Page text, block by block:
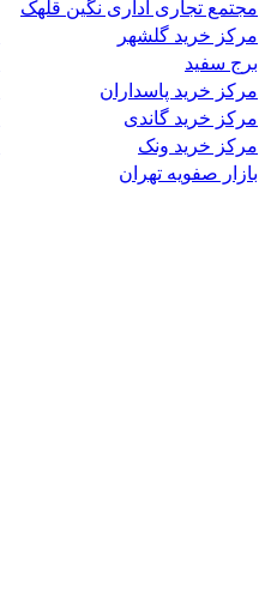
مجتمع تجاری اداری نگین قلهک
مرکز خرید گلشهر
برج سفید
مرکز خرید پاسداران
مرکز خرید گاندی
مرکز خرید ونک
بازار صفویه تهران